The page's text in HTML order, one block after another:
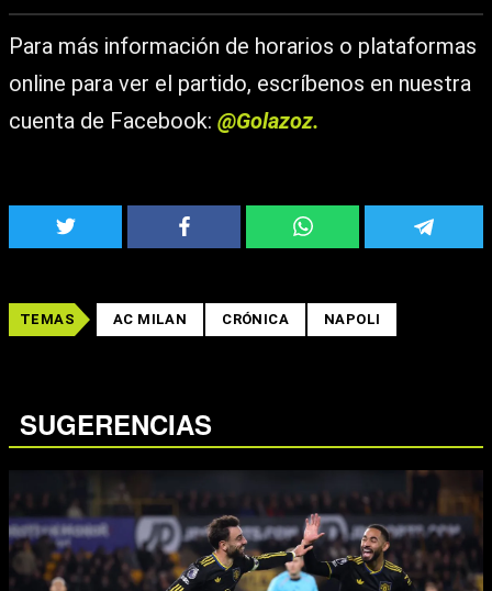
Para más información de horarios o plataformas
online para ver el partido, escríbenos en nuestra
cuenta de Facebook: @Golazoz.
TEMAS AC MILAN CRÓNICA NAPOLI
SUGERENCIAS